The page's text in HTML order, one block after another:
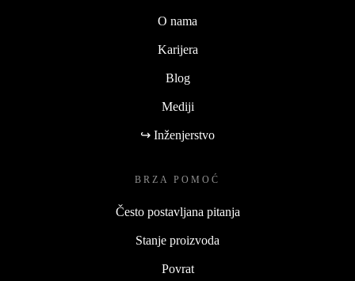
O nama
Karijera
Blog
Mediji
↪ Inženjerstvo
BRZA POMOĆ
Često postavljana pitanja
Stanje proizvoda
Povrat